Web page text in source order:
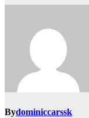
Bydominiccarssk